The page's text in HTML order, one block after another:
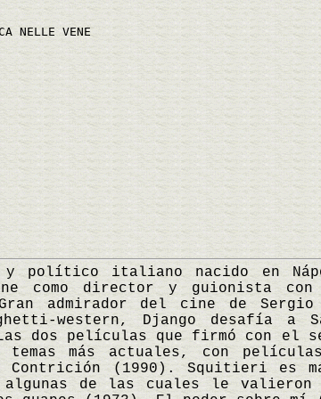
NELLE VENE
italiano nacido en
como director y guionista
admirador del cine de Sergio
western, Django desafía a
dos películas que firmó con el
más actuales, con
Contrición (1990). Squitieri es
de las cuales le valieron